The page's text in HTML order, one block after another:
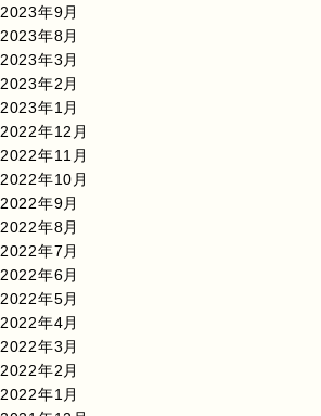
2023年9月
2023年8月
2023年3月
2023年2月
2023年1月
2022年12月
2022年11月
2022年10月
2022年9月
2022年8月
2022年7月
2022年6月
2022年5月
2022年4月
2022年3月
2022年2月
2022年1月